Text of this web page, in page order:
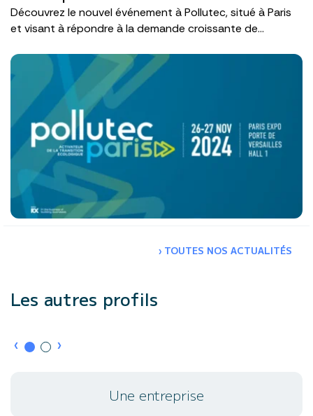
Découvrez le nouvel événement à Pollutec, situé à Paris
et visant à répondre à la demande croissante de...
› TOUTES NOS ACTUALITÉS
Les autres profils
› ›
Une entreprise